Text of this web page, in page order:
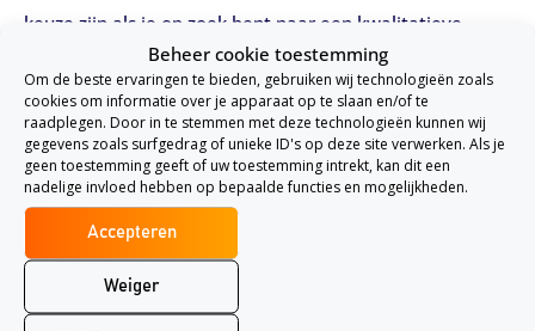
Beheer cookie toestemming
Om de beste ervaringen te bieden, gebruiken wij technologieën zoals
cookies om informatie over je apparaat op te slaan en/of te
raadplegen. Door in te stemmen met deze technologieën kunnen wij
gegevens zoals surfgedrag of unieke ID's op deze site verwerken. Als je
geen toestemming geeft of uw toestemming intrekt, kan dit een
nadelige invloed hebben op bepaalde functies en mogelijkheden.
Accepteren
Weiger
keuze zijn als je op zoek bent naar een kwalitatieve
opstalverzekering. De opstalverzekering Univé zorgt
ervoor dat je woning gedekt is tegen schade door onder
andere brand, storm, lekkage of neerslag.
De opstalverzekering van Univé
De basis opstalverzekering kan je goede dekking bieden
bij schade aan je woning. Maar wat dekt de Univé nou